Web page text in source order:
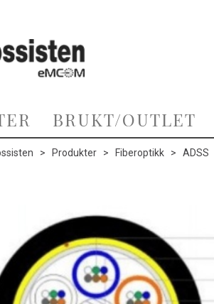
BRUKT/OUTLET
> Produkter > Fiberoptikk > ADSS